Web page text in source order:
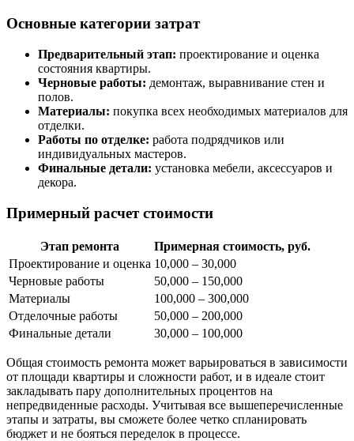
Основные категории затрат
Предварительный этап: проектирование и оценка
состояния квартиры.
Черновые работы: демонтаж, выравнивание стен и
полов.
Материалы: покупка всех необходимых материалов для
отделки.
Работы по отделке: работа подрядчиков или
индивидуальных мастеров.
Финальные детали: установка мебели, аксессуаров и
декора.
Примерный расчет стоимости
Этап ремонта
Примерная стоимость, руб.
Проектирование и оценка 10,000 – 30,000
Черновые работы
50,000 – 150,000
Материалы
100,000 – 300,000
Отделочные работы
50,000 – 200,000
Финальные детали
30,000 – 100,000
Общая стоимость ремонта может варьироваться в зависимости
от площади квартиры и сложности работ, и в идеале стоит
закладывать пару дополнительных процентов на
непредвиденные расходы. Учитывая все вышеперечисленные
этапы и затраты, вы сможете более четко спланировать
бюджет и не бояться переделок в процессе.